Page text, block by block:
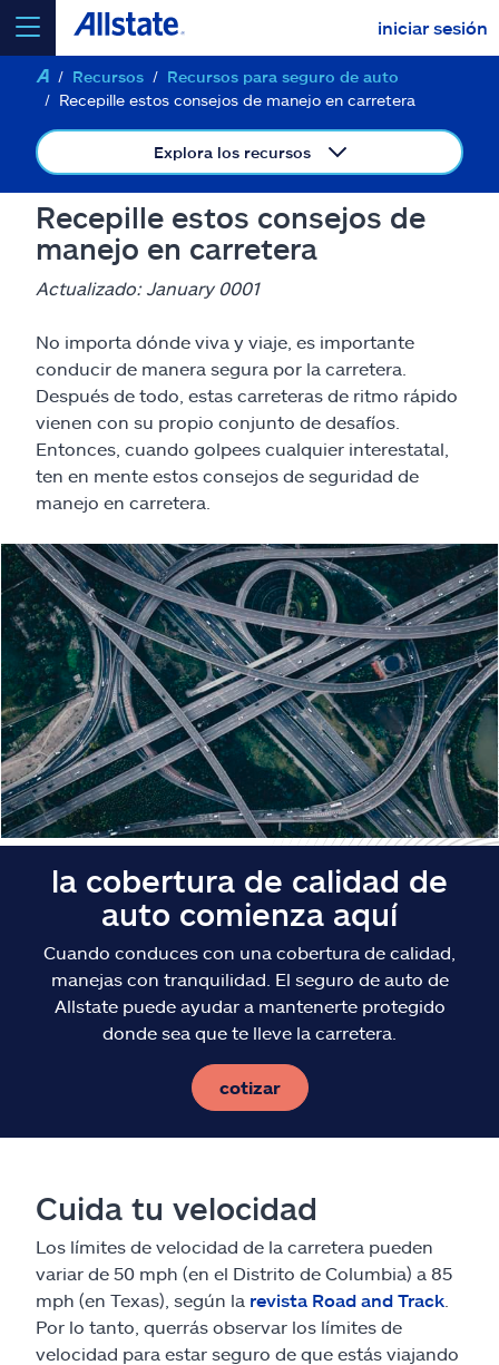
iniciar sesión
seleccionar un producto paracotizar
Select a Product
ir
Seguros y más
Recursos
Reclamos
Asistencia y apoyo
Buscar agente
Explore Allstate
Ashburn, VA 20146
English
Recursos
Recursos para seguro de auto
Recepille estos consejos de manejo en carretera
Explora los recursos
Recepille estos consejos de
manejo en carretera
Actualizado: January 0001
No importa dónde viva y viaje, es importante
conducir de manera segura por la carretera.
Después de todo, estas carreteras de ritmo rápido
vienen con su propio conjunto de desafíos.
Entonces, cuando golpees cualquier interestatal,
ten en mente estos consejos de seguridad de
manejo en carretera.
la cobertura de calidad de
auto comienza aquí
Cuando conduces con una cobertura de calidad,
manejas con tranquilidad. El seguro de auto de
Allstate puede ayudar a mantenerte protegido
donde sea que te lleve la carretera.
cotizar
Cuida tu velocidad
Los límites de velocidad de la carretera pueden
variar de 50 mph (en el Distrito de Columbia) a 85
mph (en Texas), según la revista Road and Track
Por lo tanto, querrás observar los límites de
velocidad para estar seguro de que estás viajando